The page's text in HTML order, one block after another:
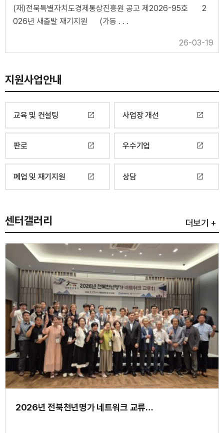
(재)전북특별자치도경제통상진흥원 공고 제2026-95호 2
026년 새출발 재기지원 (가동 . . .
26-03-19
지원사업안내
교육 및 컨설팅 open_in_new 사업장 개선 open_in_new
판로 open_in_new 우수기업 open_in_new
폐업 및 재기지원 open_in_new 상담 open_in_new
센터갤러리 더보기 +
2026년 전북천년명가 네트워크 교류…